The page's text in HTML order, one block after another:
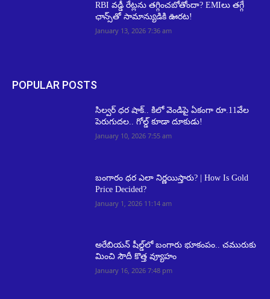
RBI వడ్డీ రేట్లను తగ్గించబోతోందా? EMIలు తగ్గే
ఛాన్స్‌తో సామాన్యుడికి ఊరట!
January 13, 2026 7:36 am
POPULAR POSTS
సిల్వర్ ధర షాక్.. కిలో వెండిపై ఏకంగా రూ.11వేల
పెరుగుదల.. గోల్డ్ కూడా దూకుడు!
January 10, 2026 7:55 am
బంగారం ధర ఎలా నిర్ణయిస్తారు? | How Is Gold
Price Decided?
January 1, 2026 11:14 am
అరేబియన్ షీల్డ్‌లో బంగారు భూకంపం.. చమురుకు
మించి సౌదీ కొత్త వ్యూహం
January 16, 2026 7:48 pm